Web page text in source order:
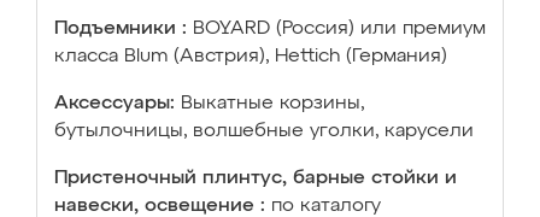
Подъемники : BOYARD (Россия) или премиум
класса Blum (Австрия), Hettich (Германия)
Аксессуары: Выкатные корзины,
бутылочницы, волшебные уголки, карусели
Пристеночный плинтус, барные стойки и
навески, освещение : по каталогу